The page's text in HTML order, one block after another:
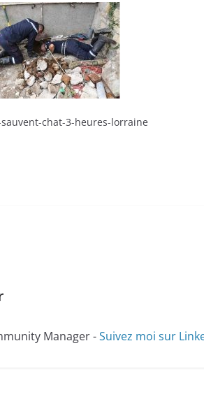
chat-3-heures-lorraine
Manager -Suivez moi sur